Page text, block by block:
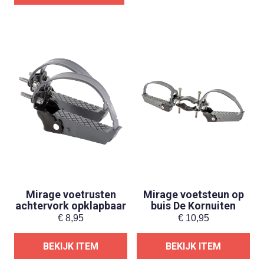
Mirage voetrusten
achtervork opklapbaar
€ 8,95
BEKIJK ITEM
Mirage voetsteun op
buis De Kornuiten
€10,95
BEKIJK ITEM